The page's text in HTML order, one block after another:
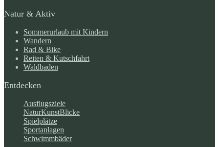
Natur & Aktiv
Sommerurlaub mit Kindern
Wandern
Rad & Bike
Reiten & Kutschfahrt
Waldbaden
Entdecken
Ausflugsziele
NaturKunstBlicke
Spielplätze
Sportanlagen
Schwimmbäder